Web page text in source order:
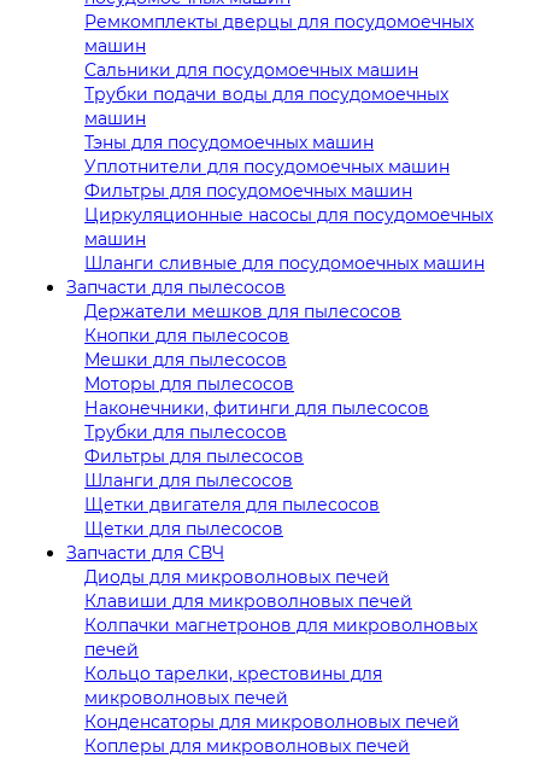
Ремкомплекты дверцы для посудомоечных
машин
Сальники для посудомоечных машин
Трубки подачи воды для посудомоечных
машин
Тэны для посудомоечных машин
Уплотнители для посудомоечных машин
Фильтры для посудомоечных машин
Циркуляционные насосы для посудомоечных
машин
Шланги сливные для посудомоечных машин
Запчасти для пылесосов
Держатели мешков для пылесосов
Кнопки для пылесосов
Мешки для пылесосов
Моторы для пылесосов
Наконечники, фитинги для пылесосов
Трубки для пылесосов
Фильтры для пылесосов
Шланги для пылесосов
Щетки двигателя для пылесосов
Щетки для пылесосов
Запчасти для СВЧ
Диоды для микроволновых печей
Клавиши для микроволновых печей
Колпачки магнетронов для микроволновых
печей
Кольцо тарелки, крестовины для
микроволновых печей
Конденсаторы для микроволновых печей
Коплеры для микроволновых печей